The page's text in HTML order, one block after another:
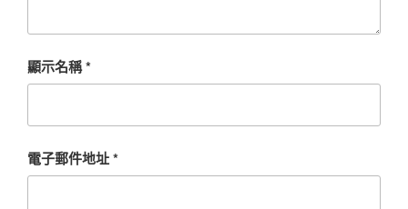
顯示名稱*
電子郵件地址*